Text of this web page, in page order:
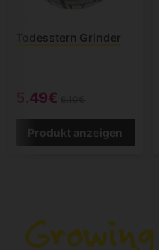
Todesstern Grinder
5.49€
Produkt anzeigen